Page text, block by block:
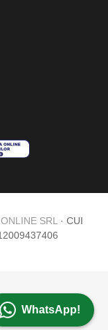
WhatsApp!
SRL · CUI